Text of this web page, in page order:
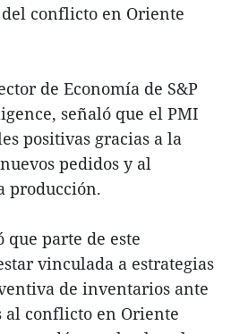
conflicto en Oriente
de Economía de S&P
señaló que el PMI
positivas gracias a la
pedidos y al
producción.
parte de este
vinculada a estrategias
de inventarios ante
al conflicto en Oriente